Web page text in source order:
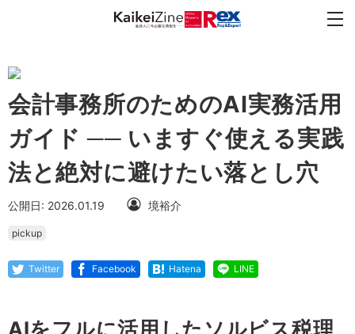
会計事務所のためのAI実務活用
ガイド ── いますぐ使える実践
法と絶対に避けたい落とし穴
公開日: 2026.01.19 境裕介
pickup
Twitter Facebook Hatena LINE
AIをフルに活用したソルビス税理